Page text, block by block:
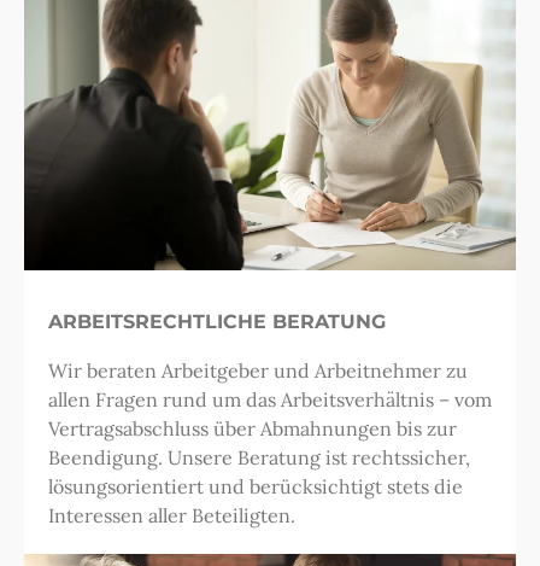
ARBEITSRECHTLICHE BERATUNG
Wir beraten Arbeitgeber und Arbeitnehmer zu
allen Fragen rund um das Arbeitsverhältnis – vom
Vertragsabschluss über Abmahnungen bis zur
Beendigung. Unsere Beratung ist rechtssicher,
lösungsorientiert und berücksichtigt stets die
Interessen aller Beteiligten.